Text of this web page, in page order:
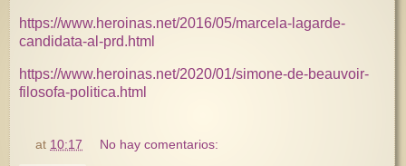
https://www.heroinas.net/2016/05/marcela-lagarde-
candidata-al-prd.html
https://www.heroinas.net/2020/01/simone-de-beauvoir-
filosofa-politica.html
at 10:17 No hay comentarios: